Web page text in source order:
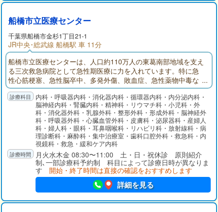
船橋市立医療センター
千葉県船橋市金杉1丁目21-1
JR中央･総武線 船橋駅 車 11分
船橋市立医療センターは、人口約110万人の東葛南部地域を支え
る三次救急病院として急性期医療に力を入れています。特に急
性心筋梗塞、急性脳卒中、多発外傷、敗血症、急性薬物中毒な
ど超急性期治療が必要な疾患に対応し、その後の集中治療まで
の一貫した診療を提供しているのが特徴です。質が高く密度の
濃い医療サービス、さらには急性期リハビリ、回復期・療養型
病床、そして在宅療養に向けて患者さんが切れ目なく円滑に移
行できるよう取り組んでいます。
内科・呼吸器内科・消化器内科・循環器内科・内分泌内科・
脳神経内科・腎臓内科・精神科・リウマチ科・小児科・外
科・消化器外科・乳腺外科・整形外科・形成外科・脳神経外
科・呼吸器外科・心臓血管外科・皮膚科・泌尿器科・産婦人
科・婦人科・眼科・耳鼻咽喉科・リハビリ科・放射線科・病
理診断科・麻酔科・集中治療室・歯科口腔外科・救急科・内
視鏡科・救急・緩和ケア内科
月火水木金 08:30〜11:00 土・日・祝休診 原則紹介
制､一部診療科予約制 科目によって診療日時が異なりま
す 開始・終了時間は直接の確認をおすすめします
詳細を見る